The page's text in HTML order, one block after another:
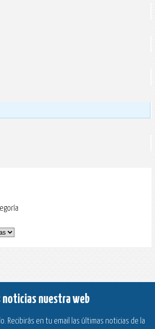
noticias nuestra web
Recibirás en tu email las últimas noticias de la